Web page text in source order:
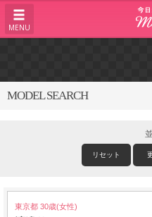
MENU
MODEL SEARCH
リセット
東京都 30歳(女性)